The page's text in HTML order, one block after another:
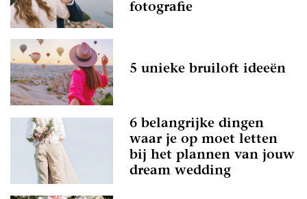
fotografie
5 unieke bruiloft ideeën
6 belangrijke dingen
waar je op moet letten
bij het plannen van jouw
dream wedding